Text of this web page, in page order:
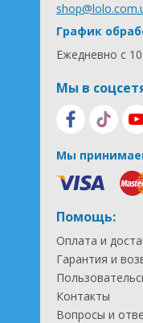
График
Ежедневно с
Мы в
Мы
Помощь:
Оплата и
Гарантия и
Контакты
Вопросы и